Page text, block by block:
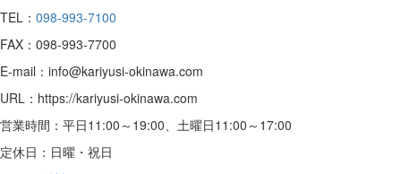
TEL： 098-993-7100
FAX：098-993-7700
E-mail：info@kariyusi-okinawa.com
URL：https://kariyusi-okinawa.com
営業時間：平日11:00～19:00、土曜日11:00～17:00
定休日：日曜・祝日